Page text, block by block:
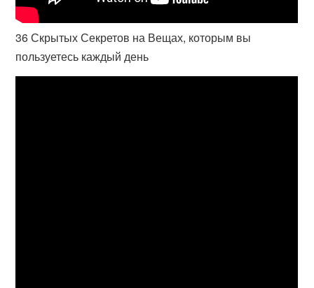
36 Скрытых Секретов на Вещах, которым вы
пользуетесь каждый день